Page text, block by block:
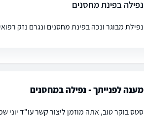
נפילה בפינת מחסנים
נפילת מבוגר ונכה בפינת מחסנים ונגרם נזק
מענה לפנייתך - נפילה במחסנים
סטס בוקר טוב, אתה מוזמן ליצור קשר עו"ד יוני